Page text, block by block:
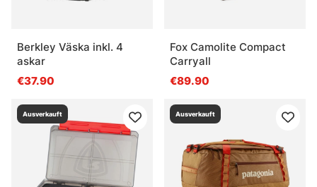
Berkley Väska inkl. 4
askar
€37.90
Fox Camolite Compact
Carryall
€89.90
Ausverkauft Ausverkauft